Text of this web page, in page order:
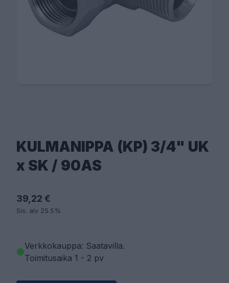
KULMANIPPA (KP) 3/4" UK
x SK / 90AS
39,22 €
Sis. alv 25.5%
Verkkokauppa: Saatavilla.
Toimitusaika 1 - 2 pv